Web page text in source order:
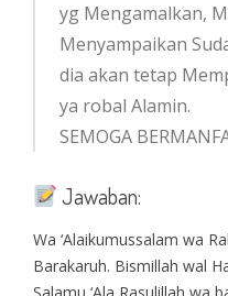
yg Mengamalkan,
Menyampaikan
dia akan tetap
ya robal Alamin.
SEMOGA
Jawaban:
Wa ‘Alaikumussalam wa
Barakaruh. Bismillah wal